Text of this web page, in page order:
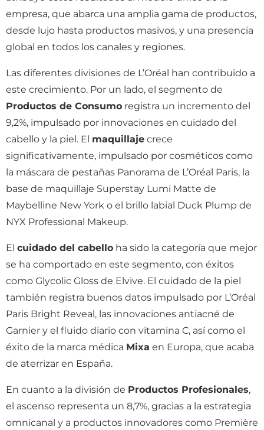
empresa, que abarca una amplia gama de productos,
desde lujo hasta productos masivos, y una presencia
global en todos los canales y regiones.
Las diferentes divisiones de L’Oréal han contribuido a
este crecimiento. Por un lado, el segmento de
Productos de Consumo registra un incremento del
9,2%, impulsado por innovaciones en cuidado del
cabello y la piel. El maquillaje crece
significativamente, impulsado por cosméticos como
la máscara de pestañas Panorama de L’Oréal Paris, la
base de maquillaje Superstay Lumi Matte de
Maybelline New York o el brillo labial Duck Plump de
NYX Professional Makeup.
El cuidado del cabello ha sido la categoría que mejor
se ha comportado en este segmento, con éxitos
como Glycolic Gloss de Elvive. El cuidado de la piel
también registra buenos datos impulsado por L’Oréal
Paris Bright Reveal, las innovaciones antiacné de
Garnier y el fluido diario con vitamina C, así como el
éxito de la marca médica Mixa en Europa, que acaba
de aterrizar en España.
En cuanto a la división de Productos Profesionales,
el ascenso representa un 8,7%, gracias a la estrategia
omnicanal y a productos innovadores como Première